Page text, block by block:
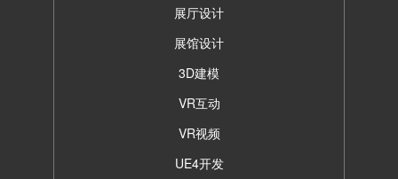
展厅设计
展馆设计
3D建模
VR互动
VR视频
UE4开发